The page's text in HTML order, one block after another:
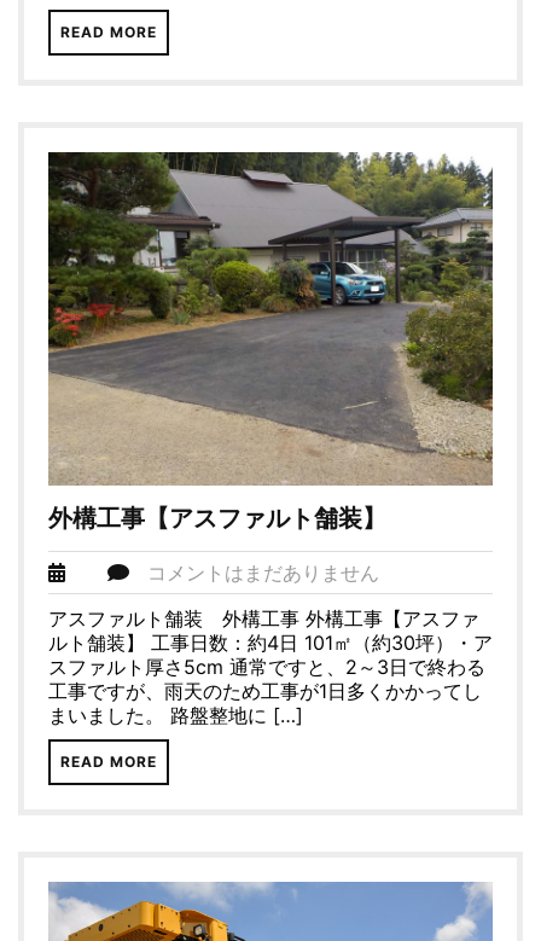
READ MORE
外構工事【アスファルト舗装】
コメントはまだありません
アスファルト舗装 外構工事 外構工事【アスファ
ルト舗装】 工事日数：約4日 101㎡（約30坪）・ア
スファルト厚さ5cm 通常ですと、2～3日で終わる
工事ですが、雨天のため工事が1日多くかかってし
まいました。 路盤整地に […]
READ MORE